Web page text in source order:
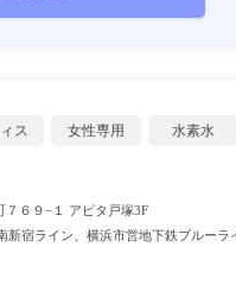
ス 女性専用 水素水
７６９−１ アピタ戸塚3F
新宿ライン、横浜市営地下鉄ブルー